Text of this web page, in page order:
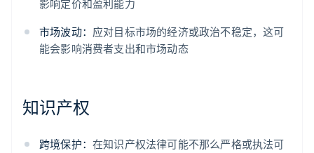
影响定价和盈利能力
市场波动： 应对目标市场的经济或政治不稳定，这可
能会影响消费者支出和市场动态
知识产权
跨境保护： 在知识产权法律可能不那么严格或执法可